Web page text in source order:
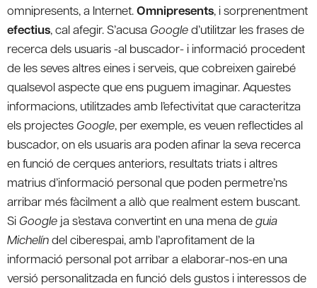
omnipresents, a Internet.Omnipresents, i sorprenentment
efectius, cal afegir. S’acusa Googled’utilitzar les frases de
recerca dels usuaris -al buscador- i informació procedent
de les seves altres eines i serveis, que cobreixen gairebé
qualsevol aspecte que ens puguem imaginar. Aquestes
informacions, utilitzades amb l’efectivitat que caracteritza
els projectes Google, per exemple, es veuen reflectides al
buscador, on els usuaris ara poden afinar la seva recerca
en funció de cerques anteriors, resultats triats i altres
matrius d’informació personal que poden permetre’ns
arribar més fàcilment a allò que realment estem buscant.
Si Google ja s’estava convertint en una mena deguia
Michelíndel ciberespai, amb l’aprofitament de la
informació personal pot arribar a elaborar-nos-en una
versió personalitzada en funció dels gustos i interessos de